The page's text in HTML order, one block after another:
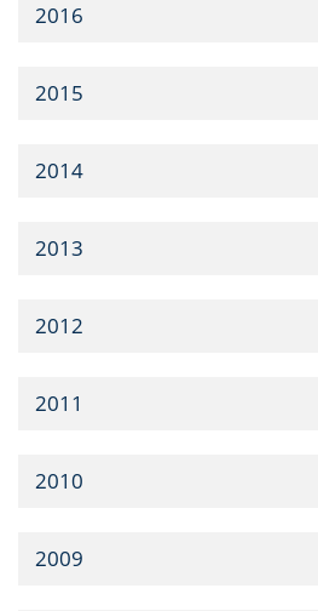
2016
2015
2014
2013
2012
2011
2010
2009